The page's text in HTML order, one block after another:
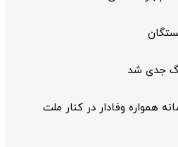
جدی شد
همواره وفادار در کنار ملت